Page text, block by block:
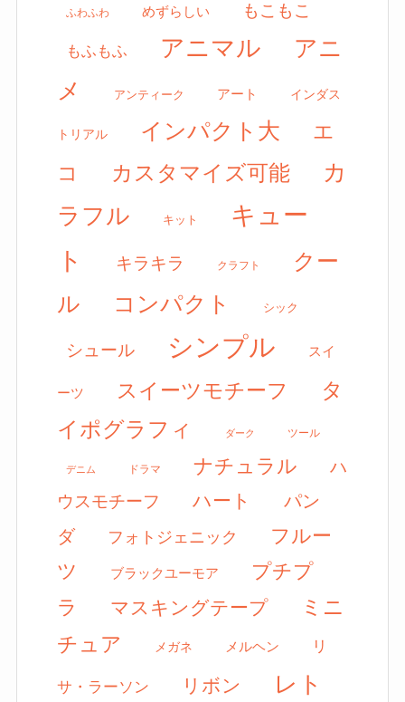
ふわふわ めずらしい もこもこ
もふもふ アニマル
アニ
メ
アンティーク アート インダス
トリアル インパクト大
エ
コ
カスタマイズ可能
カ
ラフル
キット
キュー
ト
キラキラ クラフト
クー
ル
コンパクト シック
シュール シンプル スイ
ーツ スイーツモチーフ
タ
イポグラフィ
ダーク ツール
デニム ドラマ ナチュラル
ハ
ウスモチーフ
ハート
パン
ダ
フォトジェニック
フルー
ツ
ブラックユーモア
プチプ
ラ
マスキングテープ
ミニ
チュア
メガネ メルヘン リ
サ・ラーソン リボン
レト